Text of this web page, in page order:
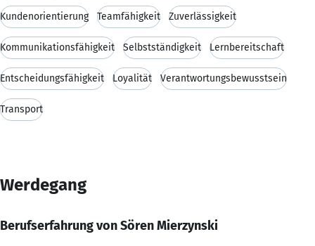
Kundenorientierung Teamfähigkeit Zuverlässigkeit
Kommunikationsfähigkeit Selbstständigkeit Lernbereitschaft
Entscheidungsfähigkeit Loyalität Verantwortungsbewusstsein
Transport
Werdegang
Berufserfahrung von Sören Mierzynski